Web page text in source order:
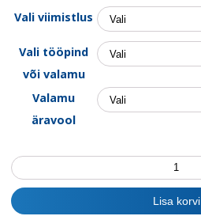
Vali viimistlus
Vali tööpind
või valamu
Valamu
äravool
Valamukapp
Vogue
600
kogus
Lisa korvi